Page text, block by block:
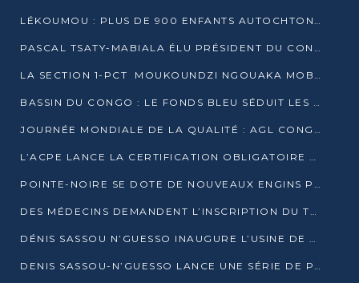
LÉKOUMOU : PLUS DE 900 ENFANTS AUTOCHTONES REÇOIVENT DES KITS SCOLAIRES GRÂCE À L’ESPACE OPOKO
PASCAL TSATY-MABIALA ÉLU PRÉSIDENT DU CONSEIL NATIONAL DE L’UPADS
LA SECTION 1-PCT MOUKOUNDZI NGOUAKA MOBILISE 100 000 FCFA POUR LE 6ᵉ CONGRÈS DU PARTI
BASSIN DU CONGO : LE FONDS BLEU SÉDUIT LES BAILLEURS À BELÉM
JOURNÉE MONDIALE DE LA QUALITÉ : AGL CONGO FORME ET SENSIBILISE LES JEUNES TALENTS
L’ACPE LANCE LA CERTIFICATION OBLIGATOIRE DES CONTRATS DE TRAVAIL DES TRANSPORTEURS
POINTE-NOIRE SE DOTE DE NOUVEAUX ENGINS POUR L’ASSAINISSEMENT ET L’ENTRETIEN ROUTIER
DES MÉDECINS DEMANDENT L’INSCRIPTION DU TRAITEMENT DU PIED-BOT DANS LES CURSUS UNIVERSITAIRES
DÉNIS SASSOU N’GUESSO INAUGURE L’USINE DE VALORISATION DU GAZ ASSOCIÉ
DENIS SASSOU-N’GUESSO LANCE UNE SÉRIE DE PROJETS DANS LE KOUILOU